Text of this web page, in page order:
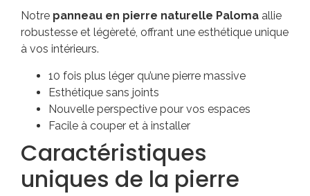
Notre panneau en pierre naturelle Paloma allie
robustesse et légèreté, offrant une esthétique unique
à vos intérieurs.
10 fois plus léger qu’une pierre massive
Esthétique sans joints
Nouvelle perspective pour vos espaces
Facile à couper et à installer
Caractéristiques
uniques de la pierre